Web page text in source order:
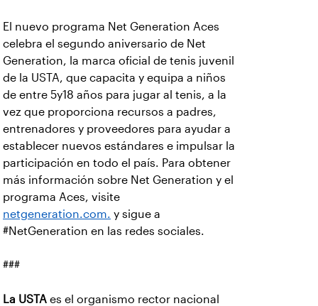
El nuevo programa Net Generation Aces
celebra el segundo aniversario de Net
Generation, la marca oficial de tenis juvenil
de la USTA, que capacita y equipa a niños
de entre 5y18 años para jugar al tenis, a la
vez que proporciona recursos a padres,
entrenadores y proveedores para ayudar a
establecer nuevos estándares e impulsar la
participación en todo el país. Para obtener
más información sobre Net Generation y el
programa Aces, visite
netgeneration.com. y sigue a
#NetGeneration en las redes sociales.
###
La USTA es el organismo rector nacional